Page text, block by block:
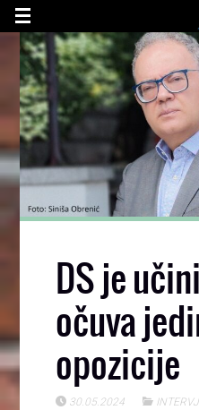
DS je
očuva
opozicije
30.05.2024